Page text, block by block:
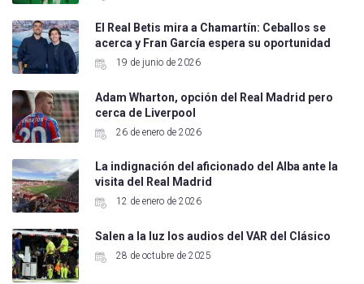
El Real Betis mira a Chamartín: Ceballos se
acerca y Fran García espera su oportunidad
19 de junio de 2026
Adam Wharton, opción del Real Madrid pero
cerca de Liverpool
26 de enero de 2026
La indignación del aficionado del Alba ante la
visita del Real Madrid
12 de enero de 2026
Salen a la luz los audios del VAR del Clásico
28 de octubre de 2025